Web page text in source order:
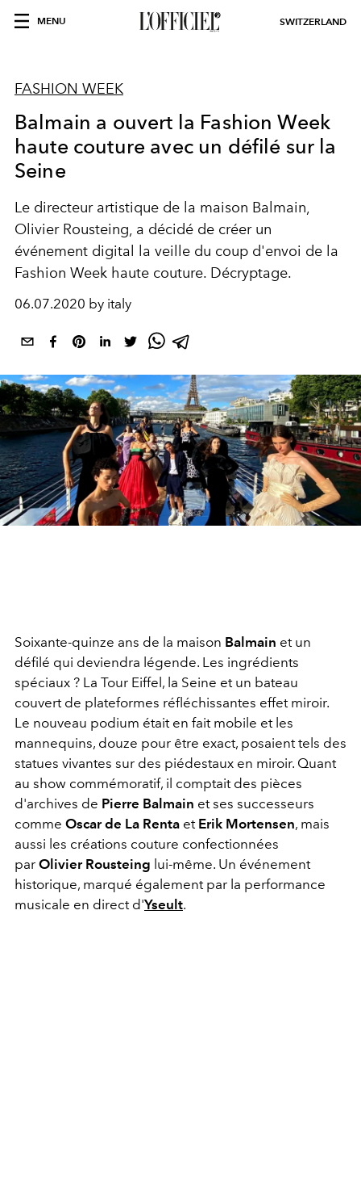
MENU SWITZERLAND
FASHION WEEK
Balmain a ouvert la Fashion Week
haute couture avec un défilé sur la
Seine
Le directeur artistique de la maison Balmain,
Olivier Rousteing, a décidé de créer un
événement digital la veille du coup d'envoi de la
Fashion Week haute couture. Décryptage.
06.07.2020 by italy
Soixante-quinze ans de la maison Balmain et un
défilé qui deviendra légende. Les ingrédients
spéciaux ? La Tour Eiffel, la Seine et un bateau
couvert de plateformes réfléchissantes effet miroir.
Le nouveau podium était en fait mobile et les
mannequins, douze pour être exact, posaient tels des
statues vivantes sur des piédestaux en miroir. Quant
au show commémoratif, il comptait des pièces
d'archives de Pierre Balmain et ses successeurs
comme Oscar de La Renta et Erik Mortensen, mais
aussi les créations couture confectionnées
par Olivier Rousteing lui-même. Un événement
historique, marqué également par la performance
musicale en direct d'Yseult.